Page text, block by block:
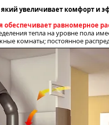
увеличивает комфорт и
обеспечивает равномерное
тепла на уровне пола
комнаты; постоянное